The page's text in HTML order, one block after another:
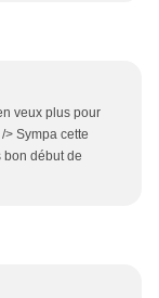
veux plus pour
Sympa cette
bon début de